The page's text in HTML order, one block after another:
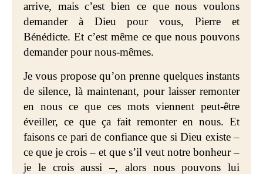
arrive, mais c’est bien ce que nous voulons
demander à Dieu pour vous, Pierre et
Bénédicte. Et c’est même ce que nous pouvons
demander pour nous-mêmes.
Je vous propose qu’on prenne quelques instants
de silence, là maintenant, pour laisser remonter
en nous ce que ces mots viennent peut-être
éveiller, ce que ça fait remonter en nous. Et
faisons ce pari de confiance que si Dieu existe –
ce que je crois – et que s’il veut notre bonheur –
je le crois aussi –, alors nous pouvons lui